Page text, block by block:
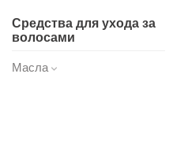
Средства для ухода за
волосами
Масла